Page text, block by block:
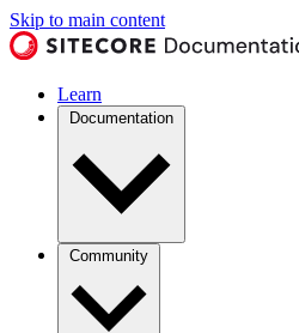
Skip to main content
Learn
Documentation
Community